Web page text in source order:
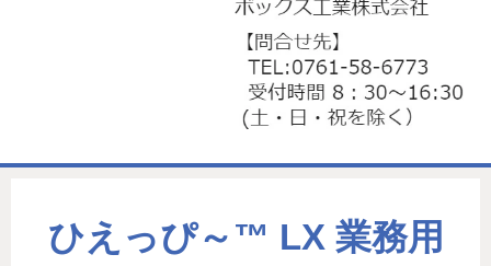
商品一覧表
ひえっぴ～™ LX 業務用